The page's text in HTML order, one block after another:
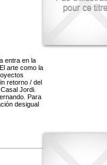
entra en la
arte como la
retorno / del
Jordi.
Para
desigual